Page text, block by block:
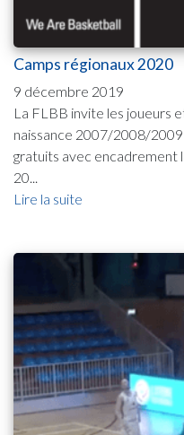
Camps régionaux 2020
9 décembre 2019
La FLBB invite les joueurs
naissance 2007/2008/
gratuits avec encadrement
20...
Lire la suite